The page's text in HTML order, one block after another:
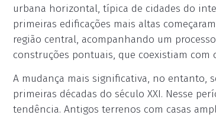
urbana horizontal, típica de cidades do
primeiras edificações mais altas
região central, acompanhando um
construções pontuais, que coexistiam
A mudança mais significativa, no entanto,
primeiras décadas do século XXI. Nesse
tendência. Antigos terrenos com casas